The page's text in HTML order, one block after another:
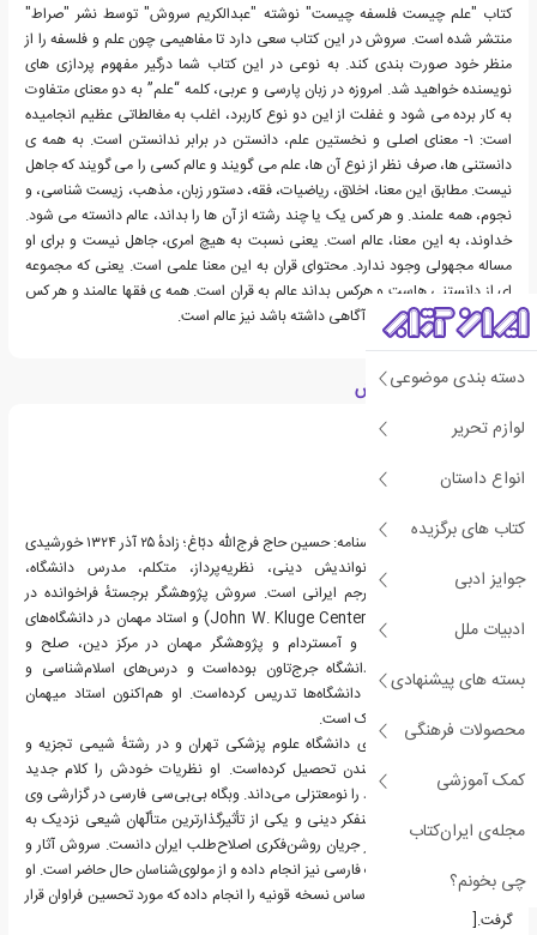
دسته بندی موضوعی
لوازم تحریر
انواع داستان
کتاب های برگزیده
جوایز ادبی
ادبیات ملل
بسته های پیشنهادی
محصولات فرهنگی
کمک آموزشی
مجله‌ی ایران‌کتاب
چی بخونم؟
کتاب "علم چیست فلسفه چیست" نوشته "عبدالکریم سروش" توسط نشر "صراط"
منتشر شده است. سروش در این کتاب سعی دارد تا مفاهیمی چون علم و فلسفه را از
منظر خود صورت بندی کند. به نوعی در این کتاب شما درگیر مفهوم پردازی های
نویسنده خواهید شد. امروزه در زبان پارسی و عربی، کلمه “علم” به دو معنای متفاوت
به کار برده می شود و غفلت از این دو نوع کاربرد، اغلب به مغالطاتی عظیم انجامیده
است: ۱- معنای اصلی و نخستین علم، دانستن در برابر ندانستن است. به همه ی
دانستنی ها، صرف نظر از نوع آن ها، علم می گویند و عالم کسی را می گویند که جاهل
نیست. مطابق این معنا، اخلاق، ریاضیات، فقه، دستور زبان، مذهب، زیست شناسی، و
نجوم، همه علمند. و هر کس یک یا چند رشته از آن ها را بداند، عالم دانسته می شود.
خداوند، به این معنا، عالم است. یعنی نسبت به هیچ امری، جاهل نیست و برای او
مساله مجهولی وجود ندارد. محتوای قران به این معنا علمی است. یعنی که مجموعه
ای از دانستنی هاست و هرکس بداند عالم به قران است. همه ی فقها عالمند و هر کس
از خدا و صفات و افعال او آگاهی داشته باشد نیز عالم است.
درباره عبدالکریم سروش
عبدالکریم سروش (در شناسنامه: حسین حاج فرج‌الله دبّاغ؛ زادهٔ ۲۵ آذر ۱۳۲۴ خورشیدی
در تهران)، فیلسوف، نواندیش دینی، نظریه‌پرداز، متکلم، مدرس دانشگاه،
مولوی‌شناس، شاعر و مترجم ایرانی است. سروش پژوهشگر برجستهٔ فراخوانده در
کتابخانهٔ مرکز جان کلاگ (John W. Kluge Center) و استاد مهمان در دانشگاه‌های
پرینستون، ییل، هاروارد و آمستردام و پژوهشگر مهمان در مرکز دین، صلح و
فعالیت‌های جهانی در دانشگاه جرج‌تاون بوده‌است و درس‌های اسلام‌شناسی و
مولوی‌شناسی را در این دانشگاه‌ها تدریس کرده‌است. او هم‌اکنون استاد میهمان
دانشگاه مریلند در کالج پارک است.
سروش در رشته داروسازی دانشگاه علوم پزشکی تهران و در رشتهٔ شیمی تجزیه و
فلسفه علم در دانشگاه لندن تحصیل کرده‌است. او نظریات خودش را کلام جدید
می‌نامد و مرام کلامی خود را نومعتزلی می‌داند. وبگاه بی‌بی‌سی فارسی در گزارشی وی
را مناقشه‌برانگیزترین روشنفکر دینی و یکی از تأثیرگذارترین متألّهان شیعی نزدیک به
سه دههٔ اخیر ایران و رهبر جریان روشن‌فکری اصلاح‌طلب ایران دانست. سروش آثار و
تحقیقاتی در زمینهٔ ادبیات فارسی نیز انجام داده و از مولوی‌شناسان حال حاضر است. او
تصحیح مثنوی معنوی بر اساس نسخه قونیه را انجام داده که مورد تحسین فراوان قرار
گرفت.[